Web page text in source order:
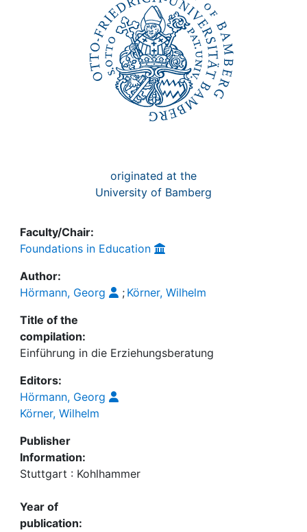
originated at the
University of Bamberg
Faculty/Chair:
Foundations in Education
Author:
Hörmann, Georg
; Körner, Wilhelm
Title of the
compilation:
Einführung in die Erziehungsberatung
Editors:
Hörmann, Georg
Körner, Wilhelm
Publisher
Information:
Stuttgart : Kohlhammer
Year of
publication: